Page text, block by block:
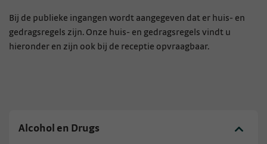
Bij de publieke ingangen wordt aangegeven dat er huis- en
gedragsregels zijn. Onze huis- en gedragsregels vindt u
hieronder en zijn ook bij de receptie opvraagbaar.
Alcohol en Drugs